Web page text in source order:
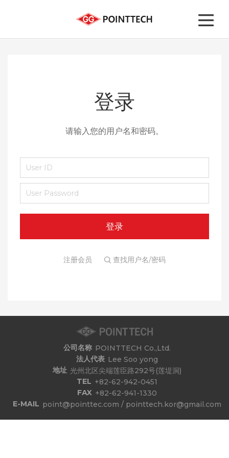
登录
请输入您的用户名和密码。
注册会员 查找用户名/密码
公司名称 POINTTECH Co.,Ltd.
法人代表 Lee Soo yong
地址 光州北区尖端莲臣路292号(莲堤洞)
TEL +82-62-942-0451
FAX +82-62-941-1330
E-MAIL point@pointtec.com / pointtech.kor@gmail.com